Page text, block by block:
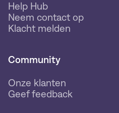
Help Hub
Neem contact op
Klacht melden
Community
Onze klanten
Geef feedback